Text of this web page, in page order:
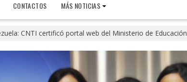
CONTACTOS MÁS NOTICIAS
CNTI certificó portal web del Ministerio de Educación